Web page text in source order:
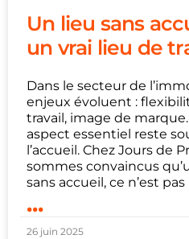
Un lieu sans
un vrai lieu de
Dans le secteur de
enjeux évoluent :
travail, image de
aspect essentiel reste
l’accueil. Chez Jours de
sommes convaincus
sans accueil, ce n’est pas
...
26 juin 2025